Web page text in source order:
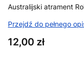
Australijski atrament
Przejdź do pełnego
Cena
12,00 zł